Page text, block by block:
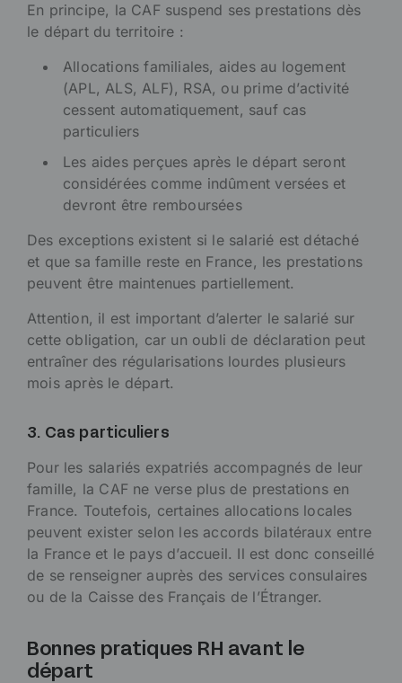
En principe, la CAF suspend ses prestations dès
le départ du territoire :
Allocations familiales, aides au logement
(APL, ALS, ALF), RSA, ou prime d’activité
cessent automatiquement, sauf cas
particuliers
Les aides perçues après le départ seront
considérées comme indûment versées et
devront être remboursées
Des exceptions existent si le salarié est détaché
et que sa famille reste en France, les prestations
peuvent être maintenues partiellement.
Attention, il est important d’alerter le salarié sur
cette obligation, car un oubli de déclaration peut
entraîner des régularisations lourdes plusieurs
mois après le départ.
3. Cas particuliers
Pour les salariés expatriés accompagnés de leur
famille, la CAF ne verse plus de prestations en
France. Toutefois, certaines allocations locales
peuvent exister selon les accords bilatéraux entre
la France et le pays d’accueil. Il est donc conseillé
de se renseigner auprès des services consulaires
ou de la Caisse des Français de l’Étranger.
Bonnes pratiques RH avant le
départ